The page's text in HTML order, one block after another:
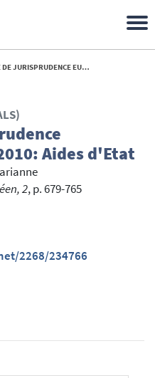
EUROPÉENNE - 2008-2010: AIDES D'ETAT - 2012
Aides d'Etat
2, p. 679-765
2268/234766